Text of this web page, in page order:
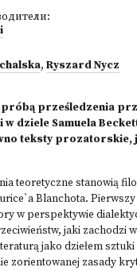
, Ryszard Nycz
prześledzenia
dziele Samuela
teksty prozatorskie,
teoretyczne stanowią
Blanchota.
w perspektywie
jaki zachodzi
jako dziełem
zorientowanej zasady